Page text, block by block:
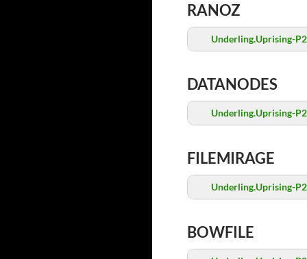
RANOZ
Underling.Uprising-
DATANODES
Underling.Uprising-
FILEMIRAGE
Underling.Uprising-
BOWFILE